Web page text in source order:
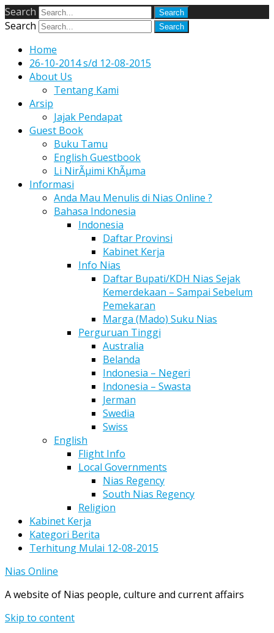
Search
Search
Home
26-10-2014 s/d 12-08-2015
About Us
Tentang Kami
Arsip
Jajak Pendapat
Guest Book
Buku Tamu
English Guestbook
Li NirÃµimi KhÃµma
Informasi
Anda Mau Menulis di Nias Online ?
Bahasa Indonesia
Indonesia
Daftar Provinsi
Kabinet Kerja
Info Nias
Daftar Bupati/KDH Nias Sejak
Kemerdekaan – Sampai Sebelum
Pemekaran
Marga (Mado) Suku Nias
Perguruan Tinggi
Australia
Belanda
Indonesia – Negeri
Indonesia – Swasta
Jerman
Swedia
Swiss
English
Flight Info
Local Governments
Nias Regency
South Nias Regency
Religion
Kabinet Kerja
Kategori Berita
Terhitung Mulai 12-08-2015
Nias Online
A website of Nias people, culture and current affairs
Skip to content